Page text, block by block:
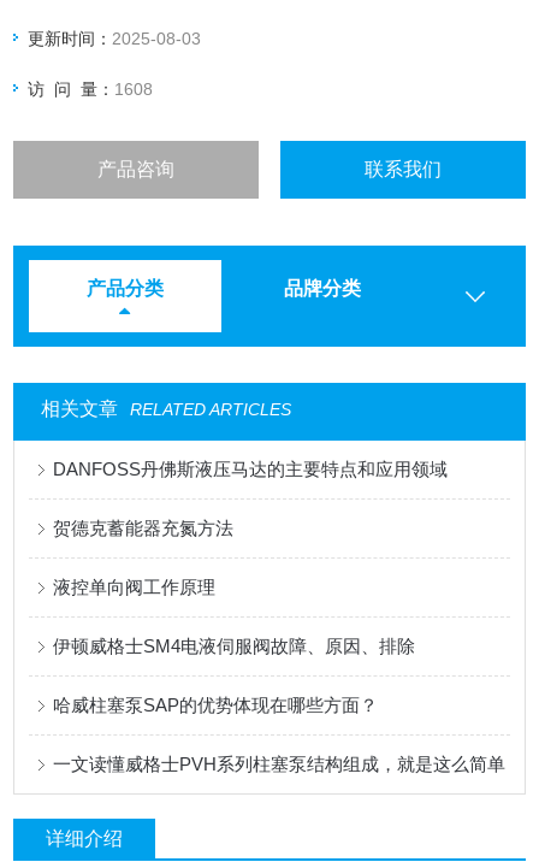
更新时间： 2025-08-03
访 问 量： 1608
产品咨询 联系我们
产品分类 品牌分类
相关文章 RELATED ARTICLES
DANFOSS丹佛斯液压马达的主要特点和应用领域
贺德克蓄能器充氮方法
液控单向阀工作原理
伊顿威格士SM4电液伺服阀故障、原因、排除
哈威柱塞泵SAP的优势体现在哪些方面？
一文读懂威格士PVH系列柱塞泵结构组成，就是这么简单
详细介绍